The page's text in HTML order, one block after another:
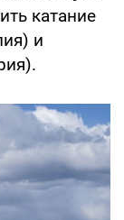
катание
и